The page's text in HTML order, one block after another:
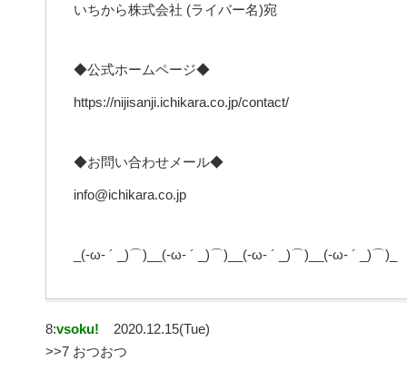
いちから株式会社 (ライバー名)宛
◆公式ホームページ◆
https://nijisanji.ichikara.co.jp/contact/
◆お問い合わせメール◆
info@ichikara.co.jp
_(-ω- ´ _)⌒)__(-ω- ´ _)⌒)__(-ω- ´ _)⌒)__(-ω- ´ _)⌒)_
8:vsoku!
2020.12.15(Tue)
>>7 おつおつ